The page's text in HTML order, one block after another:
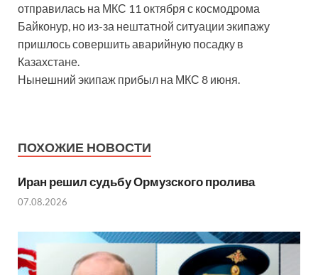
отправилась на МКС 11 октября с космодрома
Байконур, но из-за нештатной ситуации экипажу
пришлось совершить аварийную посадку в
Казахстане.
Нынешний экипаж прибыл на МКС 8 июня.
ПОХОЖИЕ НОВОСТИ
Иран решил судьбу Ормузского пролива
07.08.2026